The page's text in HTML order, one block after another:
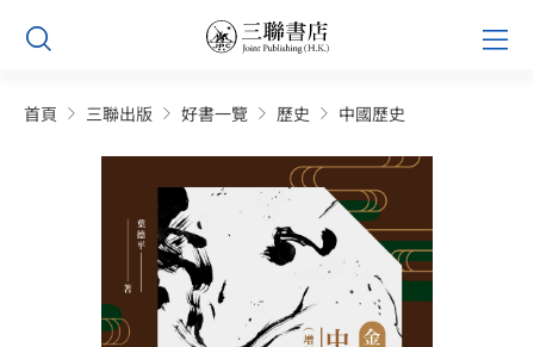
Skip
content
首頁 三聯出版 好書一覽 歷史 中國歷史